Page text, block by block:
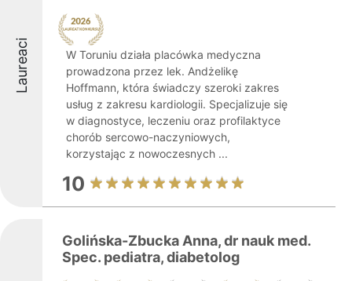
Laureaci
W Toruniu działa placówka medyczna
prowadzona przez lek. Andżelikę
Hoffmann, która świadczy szeroki zakres
usług z zakresu kardiologii. Specjalizuje się
w diagnostyce, leczeniu oraz profilaktyce
chorób sercowo-naczyniowych,
korzystając z nowoczesnych ...
10
Golińska-Zbucka Anna, dr nauk med.
Spec. pediatra, diabetolog